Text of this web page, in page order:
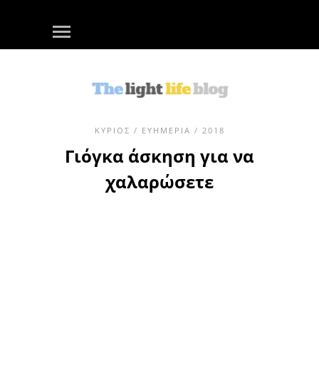
ΚΎΡΙΟΣ / ΕΥΗΜΕΡΊΑ / 2018
Γιόγκα άσκηση για να
χαλαρώσετε